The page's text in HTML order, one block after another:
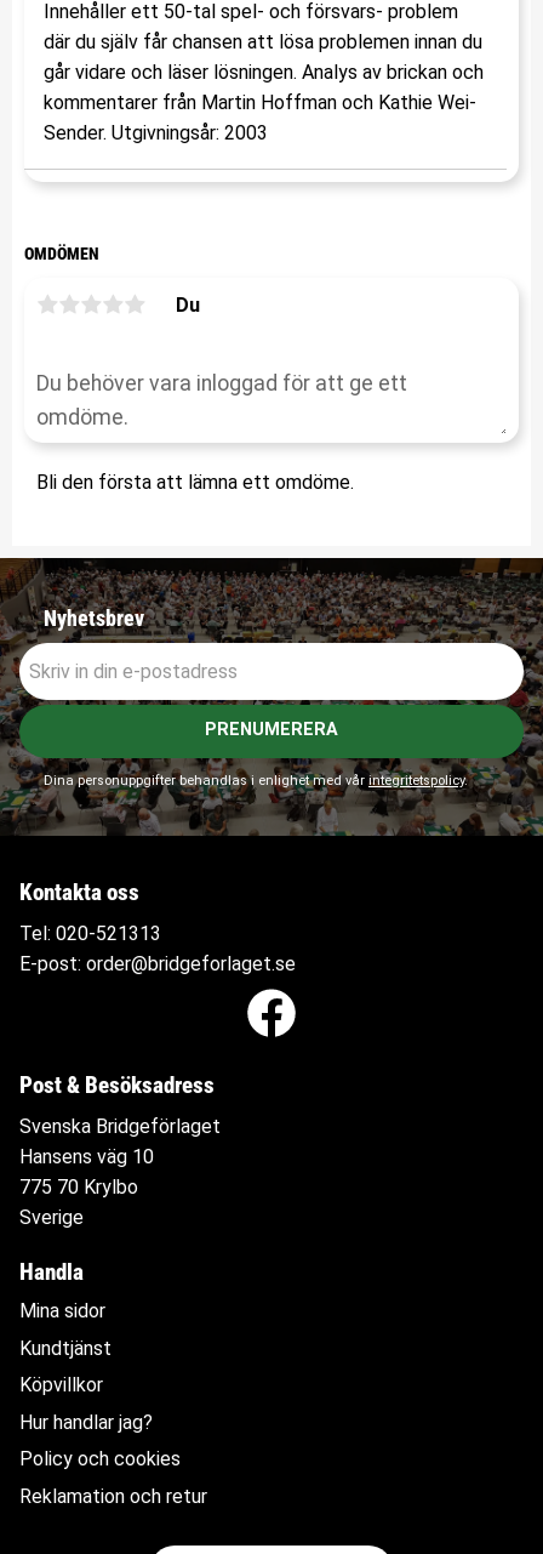
Innehåller ett 50-tal spel- och försvars- problem
där du själv får chansen att lösa problemen innan du
går vidare och läser lösningen. Analys av brickan och
kommentarer från Martin Hoffman och Kathie Wei-
Sender. Utgivningsår: 2003
OMDÖMEN
Du
Bli den första att lämna ett omdöme.
Nyhetsbrev
PRENUMERERA
Dina personuppgifter behandlas i enlighet med vår integritetspolicy.
Kontakta oss
Tel: 020-521313
E-post: order@bridgeforlaget.se
Post & Besöksadress
Svenska Bridgeförlaget
Hansens väg 10
775 70 Krylbo
Sverige
Handla
Mina sidor
Kundtjänst
Köpvillkor
Hur handlar jag?
Policy och cookies
Reklamation och retur